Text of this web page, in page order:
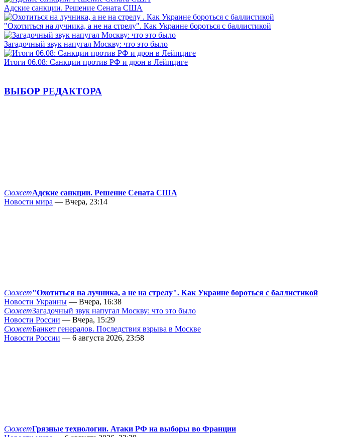
Адские санкции. Решение Сената США
"Охотиться на лучника, а не на стрелу". Как Украине бороться с баллистикой
Загадочный звук напугал Москву: что это было
Итоги 06.08: Санкции против РФ и дрон в Лейпциге
ВЫБОР РЕДАКТОРА
СюжетАдские санкции. Решение Сената США
Новости мира — Вчера, 23:14
Сюжет"Охотиться на лучника, а не на стрелу". Как Украине бороться с баллистикой
Новости Украины — Вчера, 16:38
СюжетЗагадочный звук напугал Москву: что это было
Новости России — Вчера, 15:29
СюжетБанкет генералов. Последствия взрыва в Москве
Новости России — 6 августа 2026, 23:58
СюжетГрязные технологии. Атаки РФ на выборы во Франции